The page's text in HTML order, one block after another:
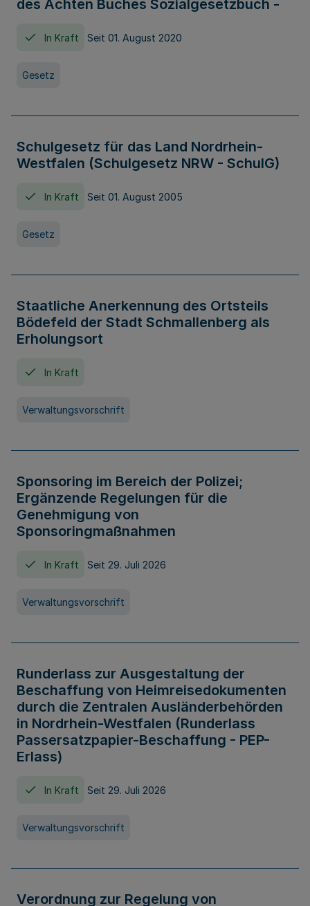
des Achten Buches Sozialgesetzbuch -
In Kraft Seit 01. August 2020
Gesetz
Schulgesetz für das Land Nordrhein-
Westfalen (Schulgesetz NRW - SchulG)
In Kraft Seit 01. August 2005
Gesetz
Staatliche Anerkennung des Ortsteils
Bödefeld der Stadt Schmallenberg als
Erholungsort
In Kraft
Verwaltungsvorschrift
Sponsoring im Bereich der Polizei;
Ergänzende Regelungen für die
Genehmigung von
Sponsoringmaßnahmen
In Kraft Seit 29. Juli 2026
Verwaltungsvorschrift
Runderlass zur Ausgestaltung der
Beschaffung von Heimreisedokumenten
durch die Zentralen Ausländerbehörden
in Nordrhein-Westfalen (Runderlass
Passersatzpapier-Beschaffung - PEP-
Erlass)
In Kraft Seit 29. Juli 2026
Verwaltungsvorschrift
Verordnung zur Regelung von